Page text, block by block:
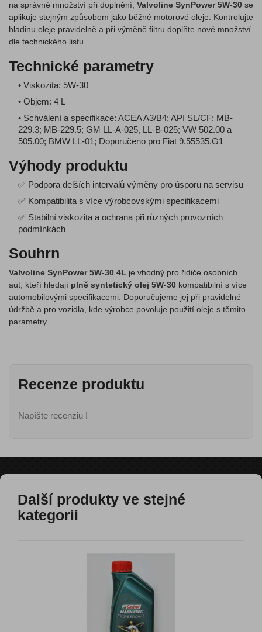
na správné množství při doplnění; Valvoline SynPower 5W-30 se
aplikuje stejným způsobem jako běžné motorové oleje. Kontrolujte
hladinu oleje pravidelně a při výměně filtru doplňte nové množství
dle technického listu.
Technické parametry
• Viskozita: 5W-30
• Objem: 4 L
• Schválení a specifikace: ACEA A3/B4; API SL/CF; MB-
229.3; MB-229.5; GM LL-A-025, LL-B-025; VW 502.00 a
505.00; BMW LL-01; Doporučeno pro Fiat 9.55535.G1
Výhody produktu
✅ Podpora delších intervalů výměny pro úsporu na servisu
✅ Kompatibilita s více výrobcovskými specifikacemi
✅ Stabilní viskozita a ochrana při různých provozních
podmínkách
Souhrn
Valvoline SynPower 5W-30 4L je vhodný pro řidiče osobních
aut, kteří hledají plně syntetický olej 5W-30 kompatibilní s více
automobilovými specifikacemi. Doporučujeme jej při pravidelné
údržbě a pro vozidla, kde výrobce povoluje použití oleje s těmito
parametry.
Recenze produktu
Napíšte recenziu !
Další produkty ve stejné
kategorii